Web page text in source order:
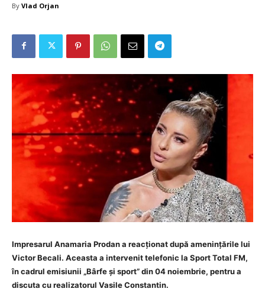
By Vlad Orjan
Impresarul Anamaria Prodan a reacționat după amenințările lui
Victor Becali. Aceasta a intervenit telefonic la Sport Total FM,
în cadrul emisiunii „Bârfe și sport” din 04 noiembrie, pentru a
discuta cu realizatorul Vasile Constantin.